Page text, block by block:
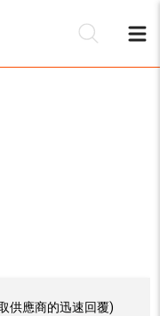
供應商的迅速回覆)